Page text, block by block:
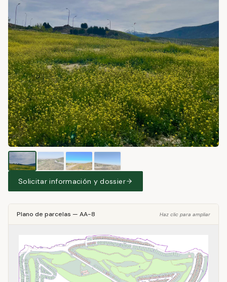
Solicitar información y dossier
Plano de parcelas — AA-8 Haz clic para ampliar